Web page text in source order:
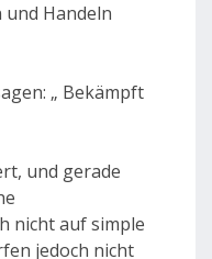
Handeln
„ Bekämpft
und gerade
nicht auf simple
jedoch nicht